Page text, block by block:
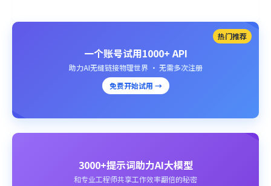
热门推荐
一个账号试用1000+ API
助力AI无缝链接物理世界 · 无需多次注册
免费开始试用 →
3000+提示词助力AI大模型
和专业工程师共享工作效率翻倍的秘密